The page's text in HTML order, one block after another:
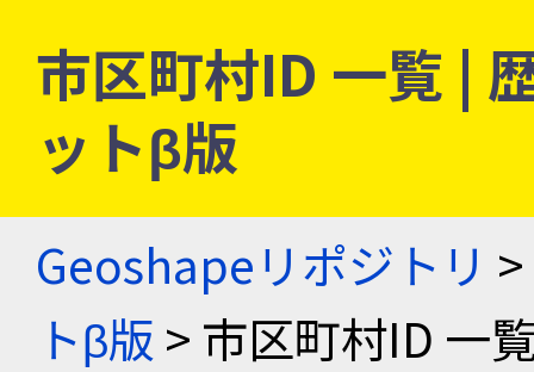
市区町村ID 一覧 |
ットβ版
Geoshapeリポジトリ >
トβ版 > 市区町村ID 一